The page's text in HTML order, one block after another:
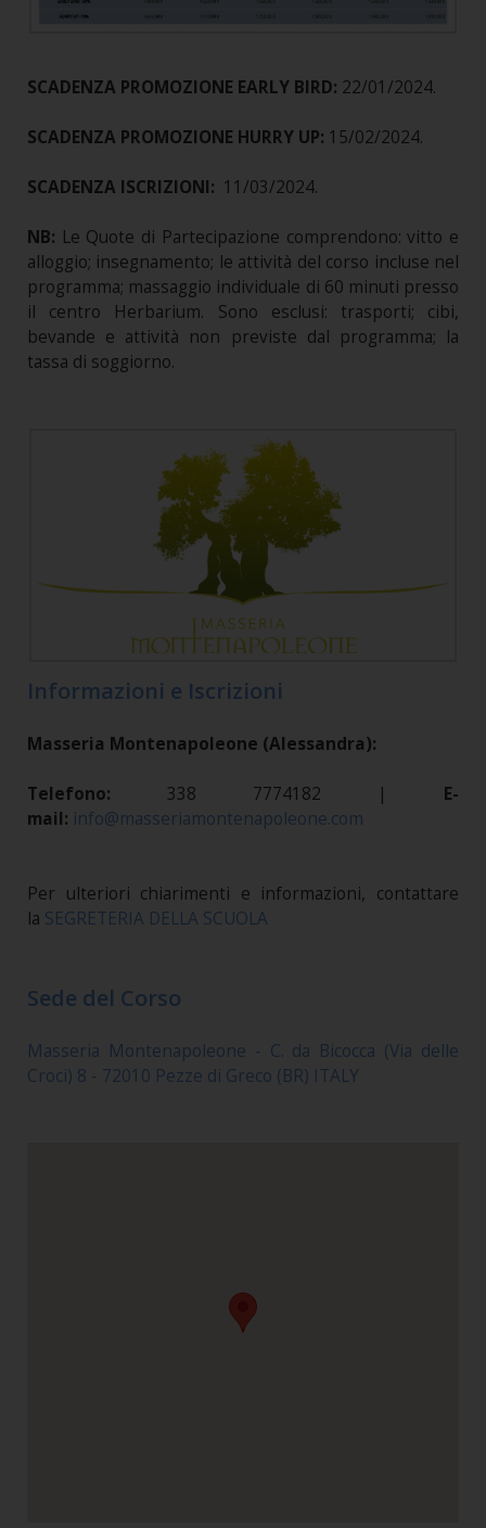
SCADENZA PROMOZIONE EARLY BIRD: 22/01/2024.
SCADENZA PROMOZIONE HURRY UP: 15/02/2024.
SCADENZA ISCRIZIONI: 11/03/2024.
NB: Le Quote di Partecipazione comprendono: vitto e
alloggio; insegnamento; le attività del corso incluse nel
programma; massaggio individuale di 60 minuti presso
il centro Herbarium. Sono esclusi: trasporti; cibi,
bevande e attività non previste dal programma; la
tassa di soggiorno.
Informazioni e Iscrizioni
Masseria Montenapoleone (Alessandra):
Telefono: 338 7774182 | E-
mail: info@masseriamontenapoleone.com
Per ulteriori chiarimenti e informazioni, contattare
la SEGRETERIA DELLA SCUOLA
Sede del Corso
Masseria Montenapoleone - C. da Bicocca (Via delle
Croci) 8 - 72010 Pezze di Greco (BR) ITALY